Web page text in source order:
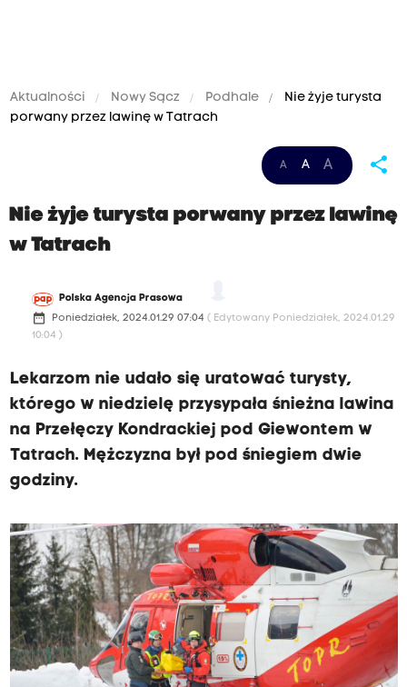
Aktualności Nowy Sącz Podhale
Nie żyje turysta
porwany przez lawinę w Tatrach
A A A share
Nie żyje turysta porwany przez lawinę
w Tatrach
Polska Agencja Prasowa
date_range Poniedziałek, 2024.01.29 07:04 ( Edytowany Poniedziałek, 2024.01.29
10:04 )
Lekarzom nie udało się uratować turysty,
którego w niedzielę przysypała śnieżna lawina
na Przełęczy Kondrackiej pod Giewontem w
Tatrach. Mężczyzna był pod śniegiem dwie
godziny.